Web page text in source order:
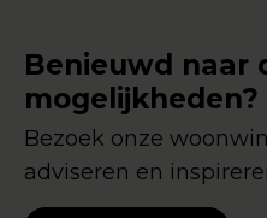
Benieuwd naar
mogelijkheden?
Bezoek onze
adviseren en